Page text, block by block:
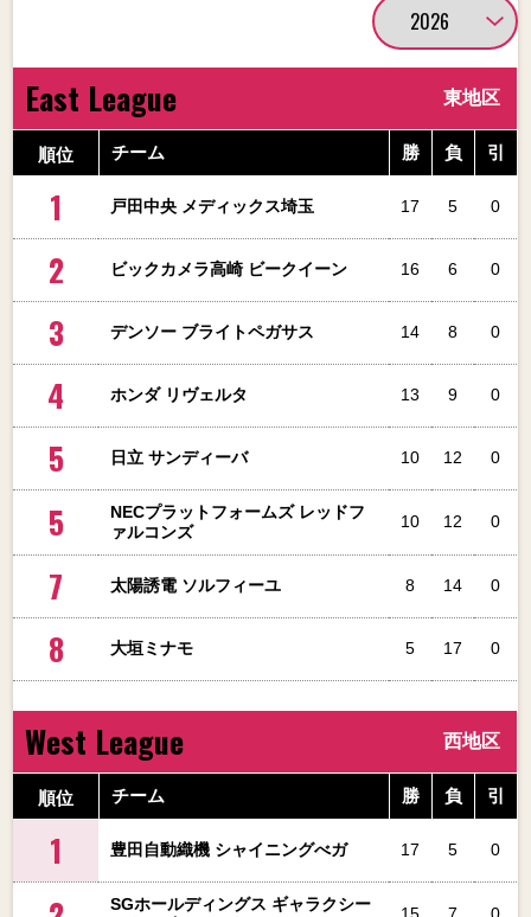
East League 東地区
順位 チーム 勝 負 引
1 戸田中央 メディックス埼玉 17 5 0
2 ビックカメラ高崎 ビークイーン 16 6 0
3 デンソー ブライトペガサス 14 8 0
4 ホンダ リヴェルタ 13 9 0
5 日立 サンディーバ 10 12 0
5
NECプラットフォームズ レッドフ
ァルコンズ
10 12 0
7 太陽誘電 ソルフィーユ 8 14 0
8 大垣ミナモ 5 17 0
West League 西地区
順位 チーム 勝 負 引
1 豊田自動織機 シャイニングべガ 17 5 0
SGホールディングス ギャラクシー